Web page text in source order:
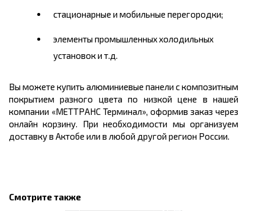
стационарные и мобильные перегородки;
элементы промышленных холодильных
установок и т.д.
Вы можете купить алюминиевые панели с композитным
покрытием разного цвета по низкойцене в нашей
компании «МЕТТРАНС Терминал», оформив заказ через
онлайн корзину. При необходимости мы организуем
доставку в Актобе или в любой другой регион России.
Смотрите также